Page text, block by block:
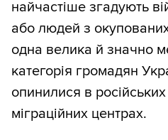
найчастіше згадують
або людей з
одна велика й значно
категорія громадян
опинилися в
міграційних центрах.